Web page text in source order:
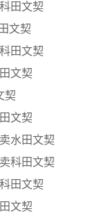
田文契
文契
田文契
文契
契
文契
水田文契
科田文契
田文契
文契